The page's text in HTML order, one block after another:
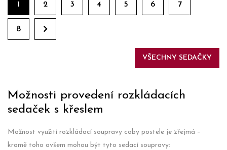
1 2 3 4 5 6 7
8
VŠECHNY SEDAČKY
Možnosti provedení rozkládacích
sedaček s křeslem
Možnost využití rozkládací soupravy coby postele je zřejmá –
kromě toho ovšem mohou být tyto sedací soupravy: